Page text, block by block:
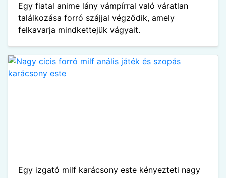
Egy fiatal anime lány vámpírral való váratlan
találkozása forró szájjal végződik, amely
felkavarja mindkettejük vágyait.
Egy izgató milf karácsony este kényezteti nagy